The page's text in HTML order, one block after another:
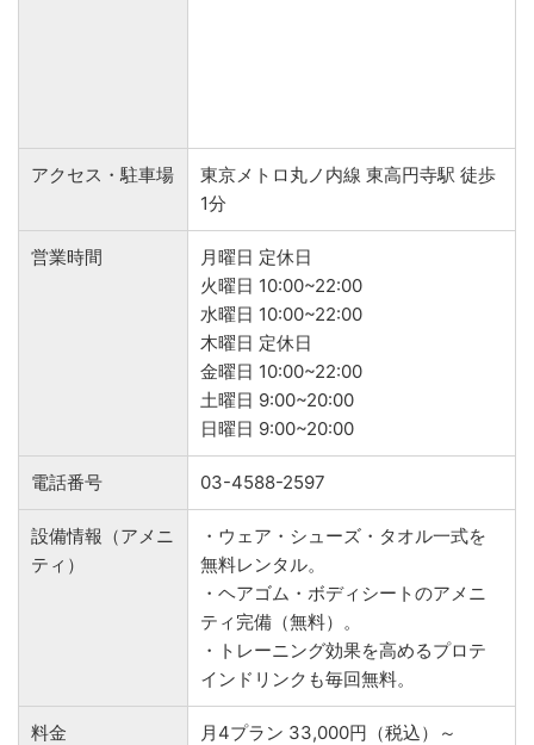
アクセス・駐車場
東京メトロ丸ノ内線 東高円寺駅 徒歩
1分
営業時間
月曜日 定休日
火曜日 10:00~22:00
水曜日 10:00~22:00
木曜日 定休日
金曜日 10:00~22:00
土曜日 9:00~20:00
日曜日 9:00~20:00
電話番号 03-4588-2597
設備情報（アメニ
ティ）
・ウェア・シューズ・タオル一式を
無料レンタル。
・ヘアゴム・ボディシートのアメニ
ティ完備（無料）。
・トレーニング効果を高めるプロテ
インドリンクも毎回無料。
料金
月4プラン 33,000円（税込）～